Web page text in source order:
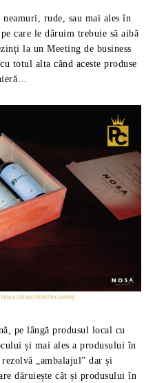
rude, sau mai ales în
care le dăruim trebuie să aibă
la un Meeting de business
totul alta când aceste produse
pe lângă produsul local cu
și mai ales a produsului în
„ambalajul” dar și
dăruiește cât și produsului în